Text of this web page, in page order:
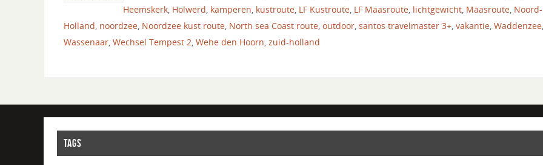
Heemskerk Holwerd kamperen kustroute LF Kustroute LF Maasroute lichtgewicht Maasroute Noord-
Holland noordzee Noordzee kust route North sea Coast route outdoor santos travelmaster 3+ vakantie Waddenzee
Wassenaar Wechsel Tempest 2 Wehe den Hoorn zuid-holland
TAGS